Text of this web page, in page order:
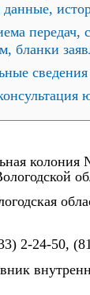
данные,
передач,
бланки
сведения
2-24-50,